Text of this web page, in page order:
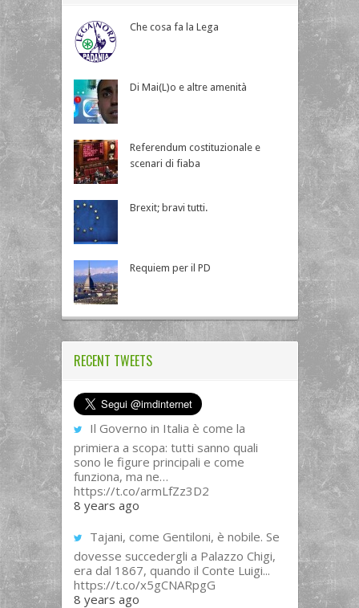
Che cosa fa la Lega
Di Mai(L)o e altre amenità
Referendum costituzionale e
scenari di fiaba
Brexit; bravi tutti.
Requiem per il PD
RECENT TWEETS
Il Governo in Italia è come la
primiera a scopa: tutti sanno quali
sono le figure principali e come
funziona, ma ne…
https://t.co/armLfZz3D2
8 years ago
Tajani, come Gentiloni, è nobile. Se
dovesse succedergli a Palazzo Chigi,
era dal 1867, quando il Conte Luigi...
https://t.co/x5gCNARpgG
8 years ago